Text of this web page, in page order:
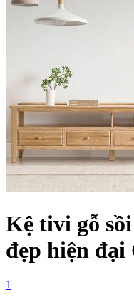
Kệ tivi gỗ
đẹp hiện đại
1